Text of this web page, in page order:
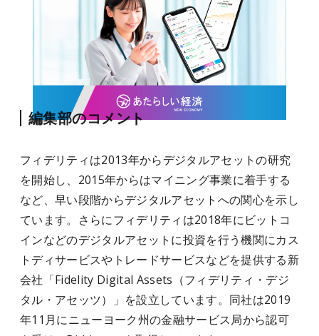
編集部のコメント
フィデリティは2013年からデジタルアセットの研究
を開始し、2015年からはマイニング事業に着手する
など、早い段階からデジタルアセットへの関心を示し
ています。さらにフィデリティは2018年にビットコ
インなどのデジタルアセットに投資を行う機関にカス
トディサービスやトレードサービスなどを提供する新
会社「Fidelity Digital Assets（フィデリティ・デジ
タル・アセッツ）」を設立しています。同社は2019
年11月にニューヨーク州の金融サービス局から認可